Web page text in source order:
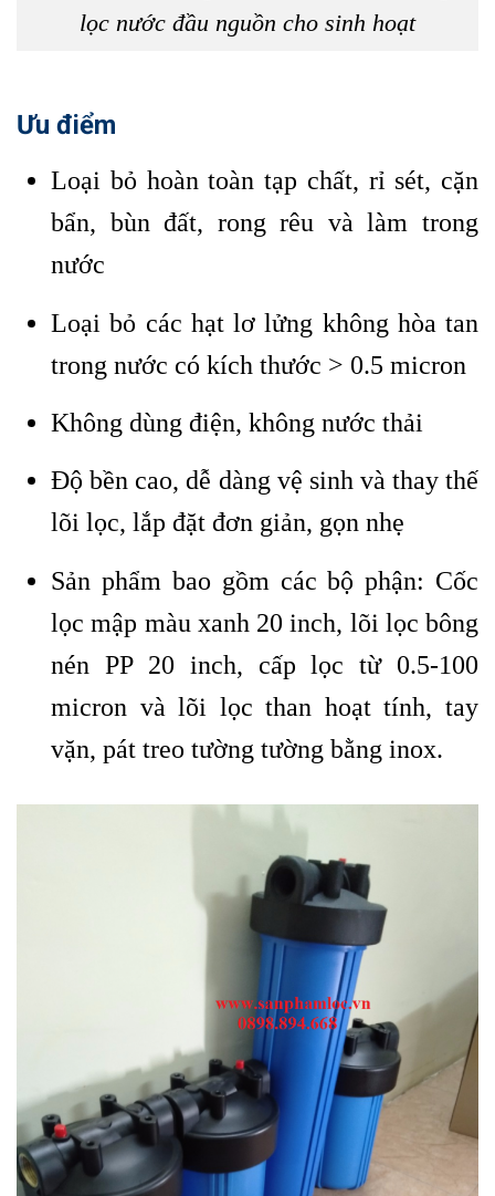
lọc nước đầu nguồn cho sinh hoạt
Ưu điểm
Loại bỏ hoàn toàn tạp chất, rỉ sét, cặn
bẩn, bùn đất, rong rêu và làm trong
nước
Loại bỏ các hạt lơ lửng không hòa tan
trong nước có kích thước > 0.5 micron
Không dùng điện, không nước thải
Độ bền cao, dễ dàng vệ sinh và thay thế
lõi lọc, lắp đặt đơn giản, gọn nhẹ
Sản phẩm bao gồm các bộ phận: Cốc
lọc mập màu xanh 20 inch, lõi lọc bông
nén PP 20 inch, cấp lọc từ 0.5-100
micron và lõi lọc than hoạt tính, tay
vặn, pát treo tường tường bằng inox.